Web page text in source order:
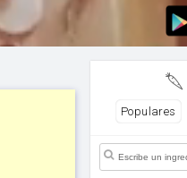
Populares